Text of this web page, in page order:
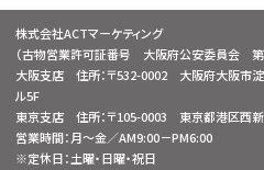
株式会社ACTマーケティング
（古物営業許可証番号 大阪府公安委員会 第
大阪支店 住所：〒532-0002 大阪府大阪市淀
ル5F
東京支店 住所：〒105-0003 東京都港区西
営業時間：月～金／AM9:00－PM6:00
※定休日：土曜・日曜・祝日